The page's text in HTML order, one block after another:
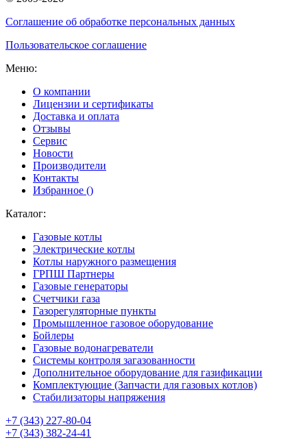
Соглашение об обработке персональных данных
Пользовательское соглашение
Меню:
О компании
Лицензии и сертификаты
Доставка и оплата
Отзывы
Сервис
Новости
Производители
Контакты
Избранное ()
Каталог:
Газовые котлы
Электрические котлы
Котлы наружного размещения
ГРПШ Партнеры
Газовые генераторы
Счетчики газа
Газорегуляторные пункты
Промышленное газовое оборудование
Бойлеры
Газовые водонагреватели
Системы контроля загазованности
Дополнительное оборудование для газификации
Комплектующие (Запчасти для газовых котлов)
Стабилизаторы напряжения
+7 (343) 227-80-04
+7 (343) 382-24-41